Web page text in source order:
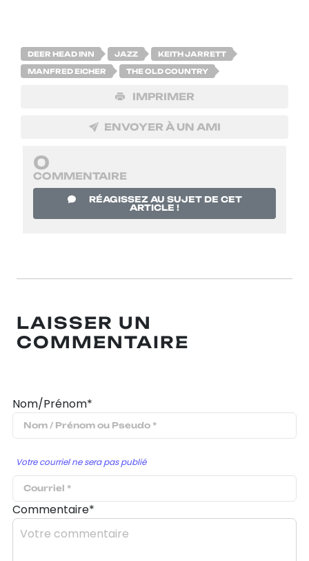
DEER HEAD INN JAZZ KEITH JARRETT
MANFRED EICHER THE OLD COUNTRY
IMPRIMER
ENVOYER À UN AMI
0
COMMENTAIRE
RÉAGISSEZ AU SUJET DE CET
ARTICLE !
LAISSER UN
COMMENTAIRE
Nom/Prénom*
Votre courriel ne sera pas publié
Commentaire*